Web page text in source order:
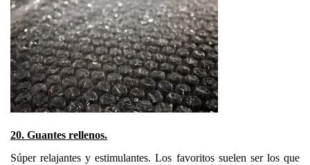
20. Guantes rellenos.
Súper relajantes y estimulantes. Los favoritos suelen ser los que